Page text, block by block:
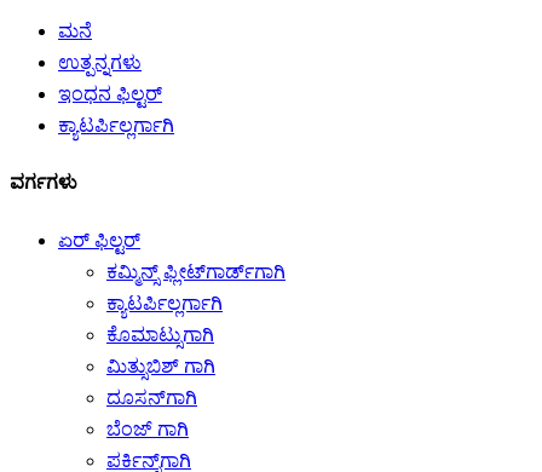
ಮನೆ
ಉತ್ಪನ್ನಗಳು
ಇಂಧನ ಫಿಲ್ಟರ್
ಕ್ಯಾಟರ್ಪಿಲ್ಲರ್ಗಾಗಿ
ವರ್ಗಗಳು
ಏರ್ ಫಿಲ್ಟರ್
ಕಮ್ಮಿನ್ಸ್ ಫ್ಲೀಟ್‌ಗಾರ್ಡ್‌ಗಾಗಿ
ಕ್ಯಾಟರ್ಪಿಲ್ಲರ್ಗಾಗಿ
ಕೊಮಾಟ್ಸುಗಾಗಿ
ಮಿತ್ಸುಬಿಶ್ ಗಾಗಿ
ದೂಸನ್‌ಗಾಗಿ
ಬೆಂಜ್ ಗಾಗಿ
ಪರ್ಕಿನ್ಸ್‌ಗಾಗಿ